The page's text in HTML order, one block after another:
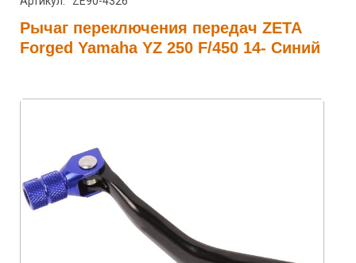
Рычаг переключения передач ZETA
Forged Yamaha YZ 250 F/450 14- Синий